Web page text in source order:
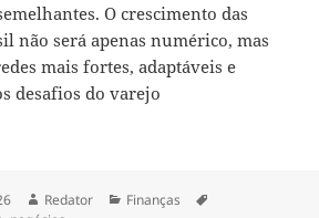
O crescimento das
não será apenas numérico, mas
mais fortes, adaptáveis e
desafios do varejo
Autor
Redator Categorias
Finanças